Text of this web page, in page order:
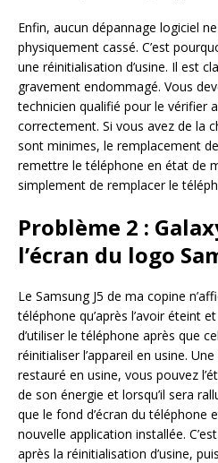
Enfin, aucun dépannage logiciel
physiquement cassé. C’est
une réinitialisation d’usine. Il est
gravement endommagé. Vous
technicien qualifié pour le vérifier
correctement. Si vous avez de la
sont minimes, le remplacement
remettre le téléphone en état de
simplement de remplacer le
Problème 2 :
l’écran du logo
Le Samsung J5 de ma copine
téléphone qu’après l’avoir éteint
d’utiliser le téléphone après que
réinitialiser l’appareil en usine.
restauré en usine, vous pouvez
de son énergie et lorsqu’il sera
que le fond d’écran du téléphone
nouvelle application installée.
après la réinitialisation d’usine,